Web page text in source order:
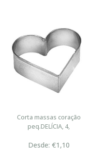
Corta massas coração
peq.DELÍCIA, 4,
Desde: €1,10